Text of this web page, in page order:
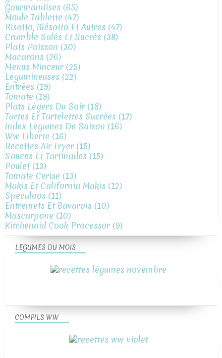
Gourmandises (65)
Moule Tablette (47)
Risotto, Blésotto Et Autres (47)
Crumble Salés Et Sucrés (38)
Plats Poisson (30)
Macarons (26)
Menus Minceur (25)
Legumineuses (22)
Entrées (19)
Tomate (19)
Plats Légers Du Soir (18)
Tartes Et Tartelettes Sucrées (17)
Index Legumes De Saison (16)
Ww Liberte (16)
Recettes Air Fryer (15)
Sauces Et Tartinades (15)
Poulet(13)
Tomate Cerise (13)
Makis Et California Makis (12)
Speculoos (11)
Entremets Et Bavarois (10)
Mascarpone (10)
Kitchenaid Cook Processor (9)
LEGUMES DU MOIS
COMPILS WW